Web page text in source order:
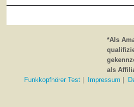
*Als
als
Funkkopfhörer Test
Impressum